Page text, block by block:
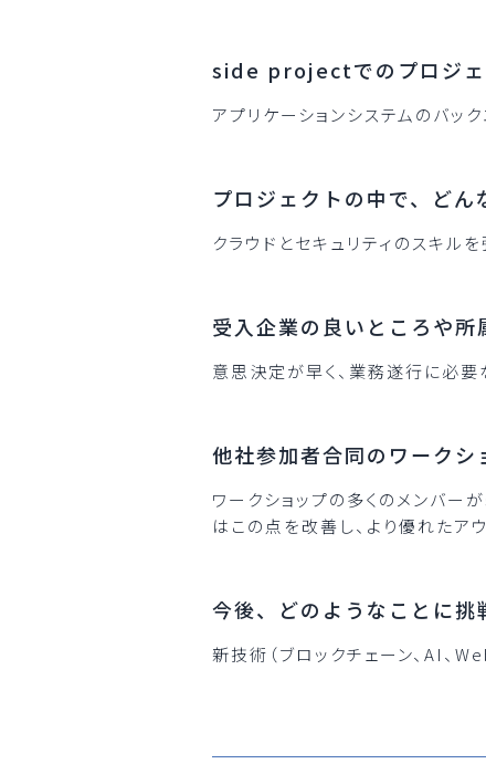
side projectでのプロジェ
アプリケーションシステムのバッ
プロジェクトの中で、どん
クラウドとセキュリティのスキル
受入企業の良いところや所
意思決定が早く、業務遂行に必
他社参加者合同のワークシ
ワークショップの多くのメンバ
はこの点を改善し、より優れたア
今後、どのようなことに挑
新技術（ブロックチェーン、AI、